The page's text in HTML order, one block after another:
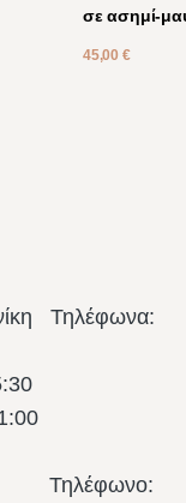
σε ασημί-
45,00 €
Τηλέφωνα:
16:00
Τηλέφωνο: